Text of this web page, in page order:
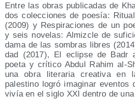
Entre las obras publi­ca­das de
dos colec­cio­nes de poe­sía:
(2009) y Res­pi­ra­cio­nes de un
y seis nove­las: Almiz­cle de
dama de las som­bras libres
dad (2017), El eclip­se de Badr
poe­ta y crí­ti­co Abdul Rahim al-
una obra lite­ra­ria crea­ti­va en
pales­tino logró ima­gi­nar even­tos
vivía en el siglo XXI den­tro de